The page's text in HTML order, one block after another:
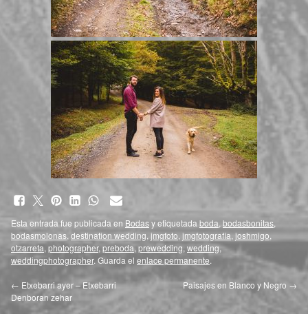
Esta entrada fue publicada en Bodasy etiquetada boda, bodasbonitas,
bodasmolonas, destination wedding, jmgfoto,jmgfotografia,joshmigo,
otzarreta, photographer, preboda, prewedding, wedding,
weddingphotographer. Guarda el enlace permanente.
← Etxebarri ayer – Etxebarri
Denboran zehar
Paisajes en Blanco y Negro →